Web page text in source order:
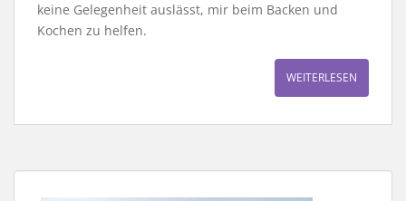
keine Gelegenheit auslässt, mir beim Backen und
Kochen zu helfen.
WEITERLESEN